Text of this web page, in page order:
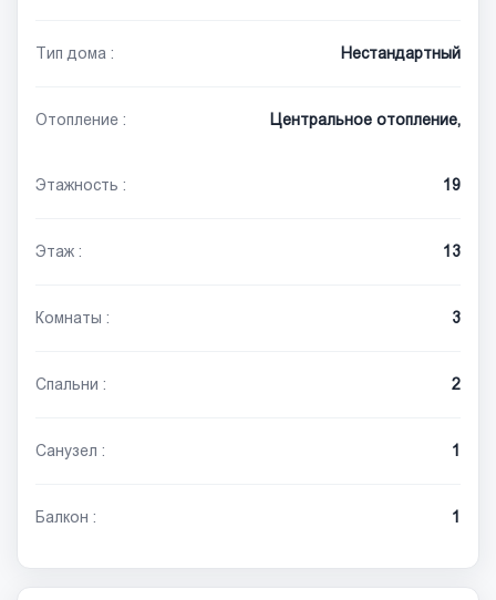
Тип дома : Нестандартный
Отопление : Центральное отопление,
Этажность : 19
Этаж : 13
Комнаты : 3
Спальни : 2
Санузел : 1
Балкон : 1